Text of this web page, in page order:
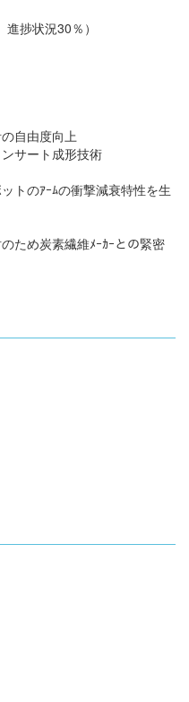
捗状況30％）
自由度向上
サート成形技術
のｱｰﾑの衝撃減衰特性を生
ため炭素繊維ﾒｰｶｰとの緊密